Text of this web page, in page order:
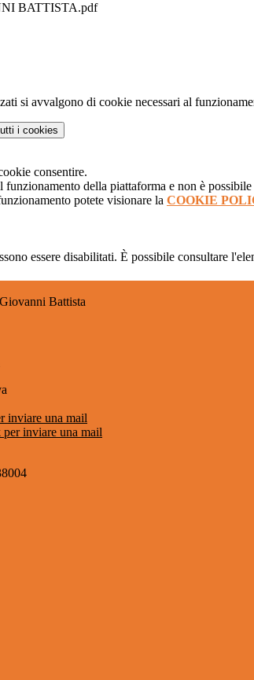
BATTISTA.pdf
si avvalgono di cookie necessari al
i cookies
consentire.
della piattaforma e non è
potete visionare la COOKIE
essere disabilitati. È possibile consultare
Battista
inviare una mail
inviare una mail